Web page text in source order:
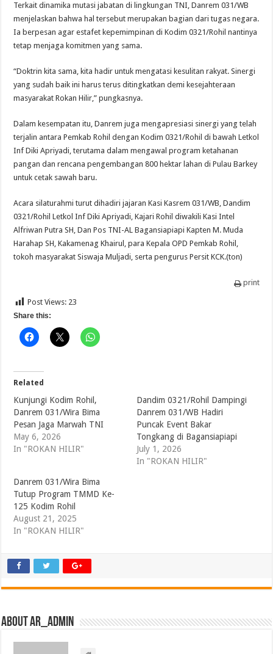
Terkait dinamika mutasi jabatan di lingkungan TNI, Danrem 031/WB
menjelaskan bahwa hal tersebut merupakan bagian dari tugas negara.
Ia berpesan agar estafet kepemimpinan di Kodim 0321/Rohil nantinya
tetap menjaga komitmen yang sama.
“Doktrin kita sama, kita hadir untuk mengatasi kesulitan rakyat. Sinergi
yang sudah baik ini harus terus ditingkatkan demi kesejahteraan
masyarakat Rokan Hilir,” pungkasnya.
Dalam kesempatan itu, Danrem juga mengapresiasi sinergi yang telah
terjalin antara Pemkab Rohil dengan Kodim 0321/Rohil di bawah Letkol
Inf Diki Apriyadi, terutama dalam mengawal program ketahanan
pangan dan rencana pengembangan 800 hektar lahan di Pulau Barkey
untuk cetak sawah baru.
Acara silaturahmi turut dihadiri jajaran Kasi Kasrem 031/WB, Dandim
0321/Rohil Letkol Inf Diki Apriyadi, Kajari Rohil diwakili Kasi Intel
Alfriwan Putra SH, Dan Pos TNI-AL Bagansiapiapi Kapten M. Muda
Harahap SH, Kakamenag Khairul, para Kepala OPD Pemkab Rohil,
tokoh masyarakat Siswaja Muljadi, serta pengurus Persit KCK.(ton)
print
Post Views: 23
Share this:
Related
Kunjungi Kodim Rohil,
Danrem 031/Wira Bima
Pesan Jaga Marwah TNI
May 6, 2026
In "ROKAN HILIR"
Dandim 0321/Rohil Dampingi
Danrem 031/WB Hadiri
Puncak Event Bakar
Tongkang di Bagansiapiapi
July 1, 2026
In "ROKAN HILIR"
Danrem 031/Wira Bima
Tutup Program TMMD Ke-
125 Kodim Rohil
August 21, 2025
In "ROKAN HILIR"
About ar_admin